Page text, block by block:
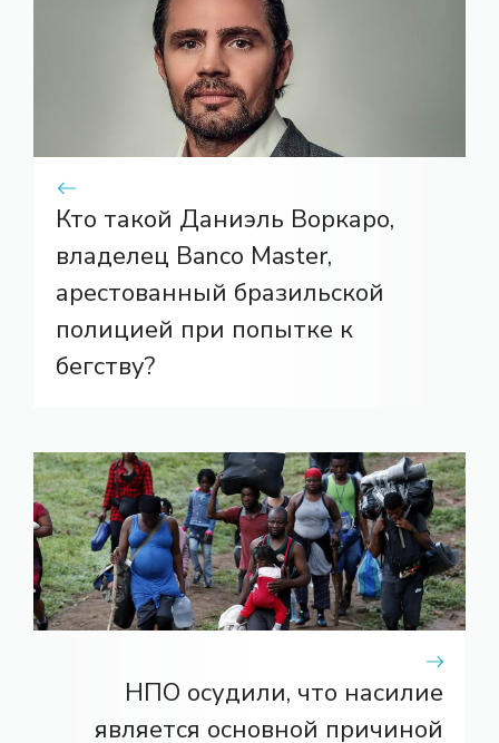
Кто такой Даниэль Воркаро,
владелец Banco Master,
арестованный бразильской
полицией при попытке к
бегству?
НПО осудили, что насилие
является основной причиной